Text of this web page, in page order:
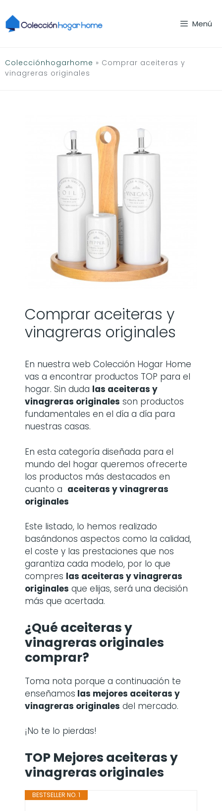
al
contenido
Menú
Colecciónhogarhome » Comprar aceiteras y
vinagreras originales
Comprar aceiteras y
vinagreras originales
En nuestra web Colección Hogar Home
vas a encontrar productos TOP para el
hogar. Sin duda las aceiteras y
vinagreras originales son productos
fundamentales en el día a día para
nuestras casas.
En esta categoría diseñada para el
mundo del hogar queremos ofrecerte
los productos más destacados en
cuanto a aceiteras y vinagreras
originales
Este listado, lo hemos realizado
basándonos aspectos como la calidad,
el coste y las prestaciones que nos
garantiza cada modelo, por lo que
compres las aceiteras y vinagreras
originales que elijas, será una decisión
más que acertada.
¿Qué aceiteras y
vinagreras originales
comprar?
Toma nota porque a continuación te
enseñamos las mejores aceiteras y
vinagreras originales del mercado.
¡No te lo pierdas!
TOP Mejores aceiteras y
vinagreras originales
BESTSELLER NO. 1